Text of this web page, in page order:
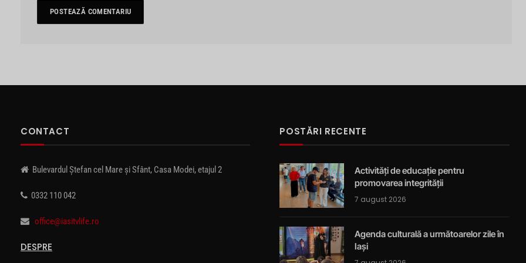
CONTACT
Bulevardul Ștefan cel Mare și Sfânt, Casa Modei, etajul 2
0332 110 042
office@iasitvlife.ro
DESPRE
POSTĂRI RECENTE
Activități de educație pentru
promovarea integrității
7 august 2026
Agenda culturală a următoarelor zile în
Iași